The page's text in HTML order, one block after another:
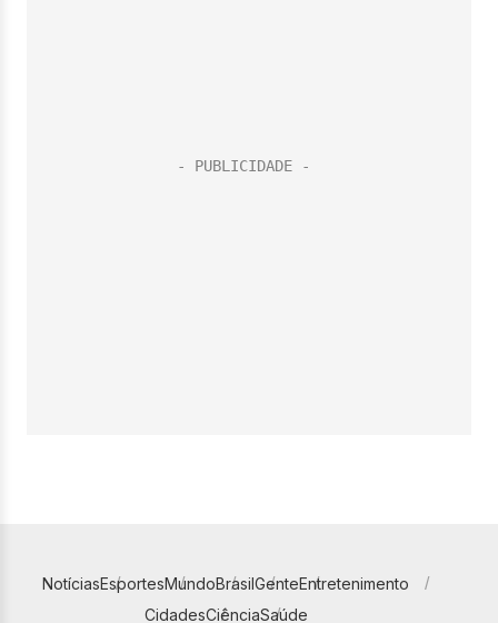
NotíciasEsportesMundoBrasilGenteEntretenimento
CidadesCiênciaSaúde